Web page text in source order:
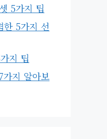
5가지 팁
한 5가지 선
지 팁
지 알아보